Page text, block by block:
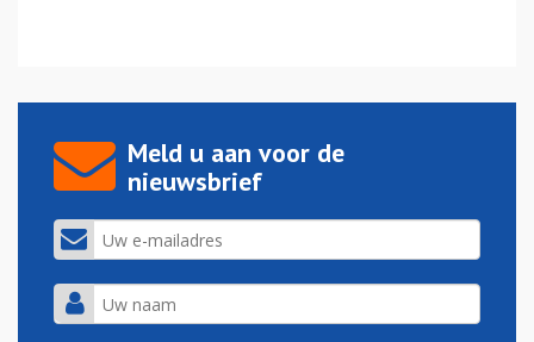
Meld u aan voor de
nieuwsbrief